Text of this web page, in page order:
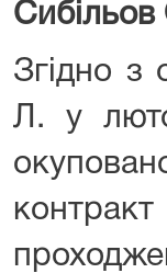
Згідно з
Л. у